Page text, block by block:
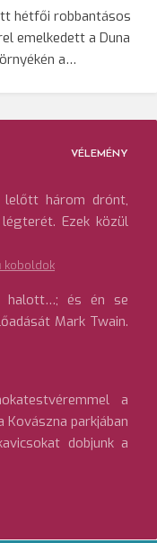
hétfői robbantásos
emelkedett a Duna
a…
VÉLEMÉNY
három drónt,
Ezek közül
koboldok
halott…; és én se
Mark Twain.
a
parkjában
dobjunk a